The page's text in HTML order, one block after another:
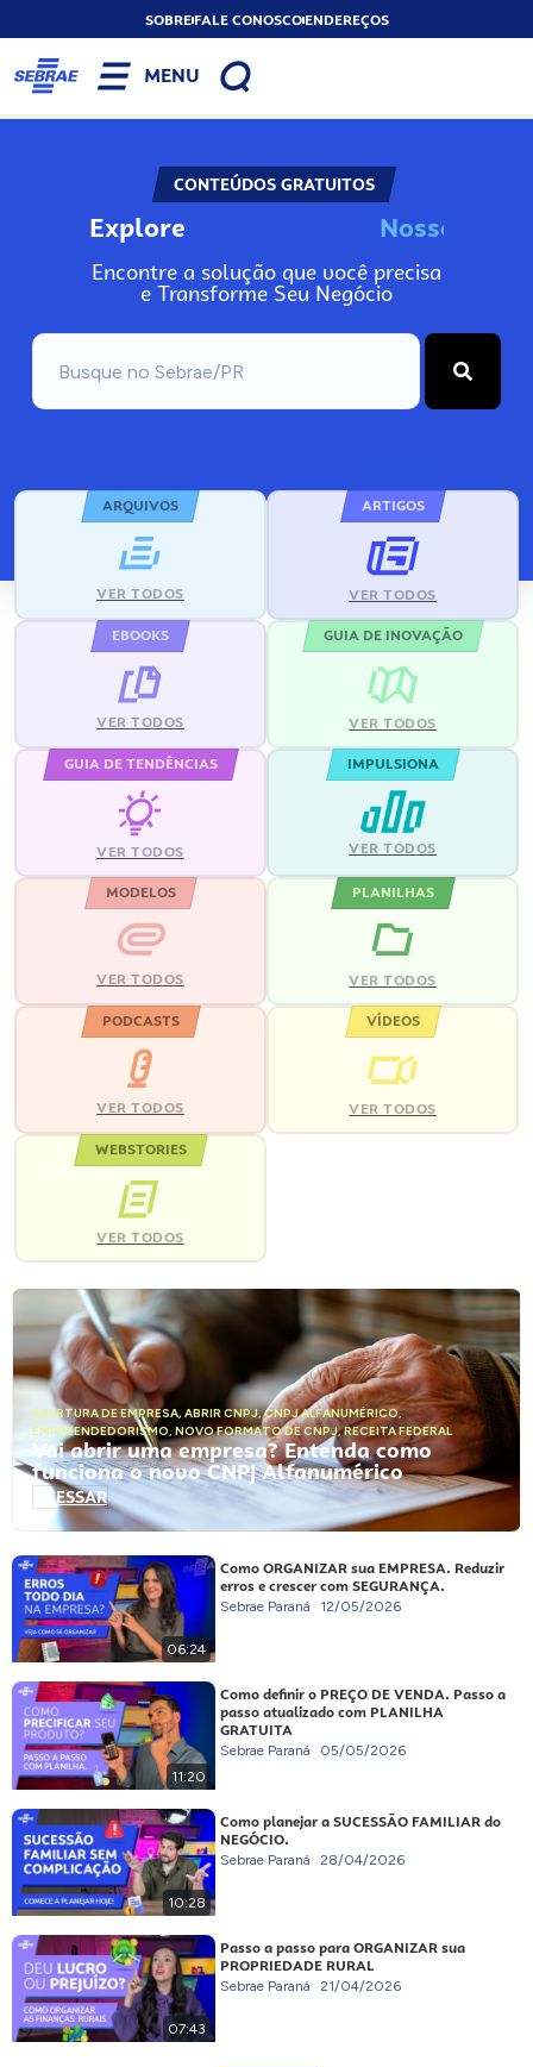
SOBREFALE CONOSCOENDEREÇOS
MENU
CONTEÚDOS GRATUITOS
Explore Nos
Encontre a solução que você precisa
e Transforme Seu Negócio
ARQUIVOS
VER TODOS
ARTIGOS
VER TODOS
EBOOKS
VER TODOS
GUIA DE INOVAÇÃO
VER TODOS
GUIA DE TENDÊNCIAS
VER TODOS
IMPULSIONA
VER TODOS
MODELOS
VER TODOS
PLANILHAS
VER TODOS
PODCASTS
VER TODOS
VÍDEOS
VER TODOS
WEBSTORIES
VER TODOS
ABERTURA DE EMPRESA, ABRIR CNPJ,CNPJ ALFANUMÉRICO,
EMPREENDEDORISMO, NOVO FORMATO DE CNPJ,RECEITA FEDERAL
Vai abrir uma empresa? Entenda como
funciona o novo CNPJ Alfanumérico
ACESSAR
06:24
Como ORGANIZAR sua EMPRESA. Reduzir
erros e crescer com SEGURANÇA.
Sebrae Paraná 12/05/2026
11:20
Como definir o PREÇO DE VENDA. Passo a
passo atualizado com PLANILHA
GRATUITA
Sebrae Paraná 05/05/2026
10:28
Como planejar a SUCESSÃO FAMILIAR do
NEGÓCIO.
Sebrae Paraná 28/04/2026
07:43
Passo a passo para ORGANIZAR sua
PROPRIEDADE RURAL
Sebrae Paraná 21/04/2026